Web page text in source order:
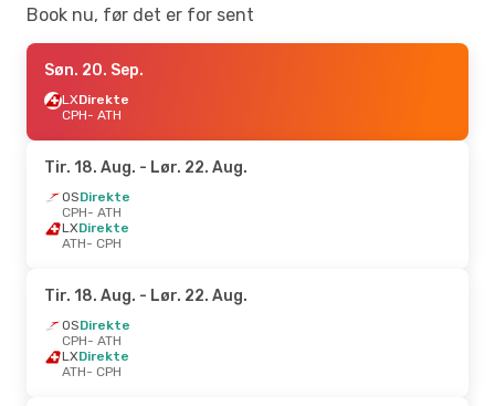
Book nu, før det er for sent
Søn. 20. Sep.
LXDirekte
CPH- ATH
Tir. 18. Aug. - Lør. 22. Aug.
OSDirekte
CPH- ATH
LXDirekte
ATH- CPH
Tir. 18. Aug. - Lør. 22. Aug.
OSDirekte
CPH- ATH
LXDirekte
ATH- CPH